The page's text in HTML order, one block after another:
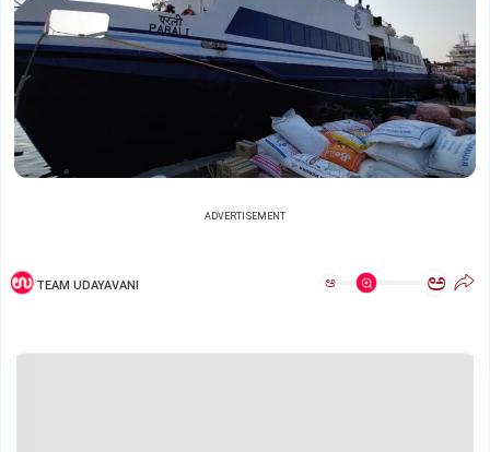
ADVERTISEMENT
TEAM UDAYAVANI ಅ ಅ